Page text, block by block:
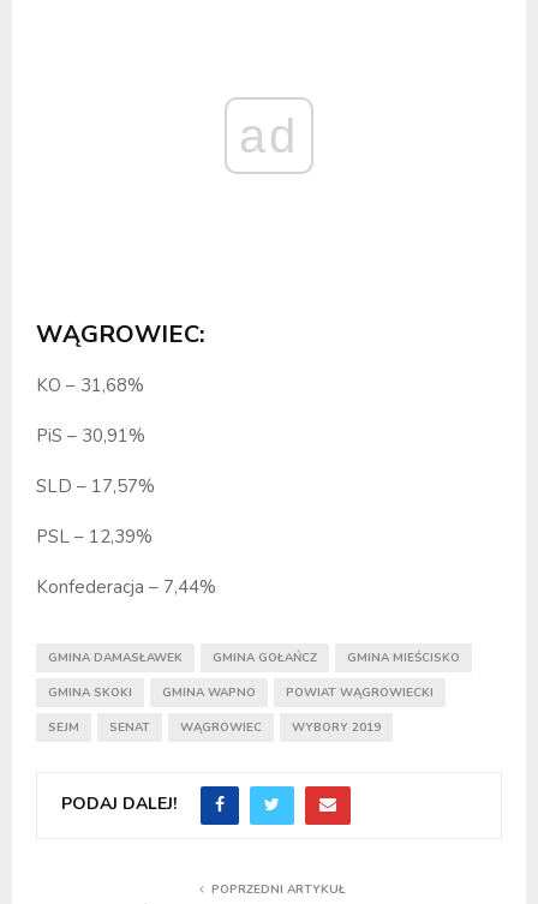
ad
WĄGROWIEC:
KO – 31,68%
PiS – 30,91%
SLD – 17,57%
PSL – 12,39%
Konfederacja – 7,44%
GMINA DAMASŁAWEK GMINA GOŁAŃCZ GMINA MIEŚCISKO
GMINA SKOKI GMINA WAPNO POWIAT WĄGROWIECKI
SEJM SENAT WĄGROWIEC WYBORY 2019
PODAJ DALEJ!
POPRZEDNI ARTYKUŁ